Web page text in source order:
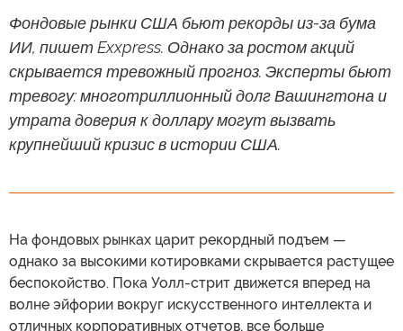
Фондовые рынки США бьют рекорды из-за бума
ИИ, пишет Exxpress. Однако за ростом акций
скрывается тревожный прогноз. Эксперты бьют
тревогу: многотриллионный долг Вашингтона и
утрата доверия к доллару могут вызвать
крупнейший кризис в истории США.
На фондовых рынках царит рекордный подъем —
однако за высокими котировками скрывается растущее
беспокойство. Пока Уолл-стрит движется вперед на
волне эйфории вокруг искусственного интеллекта и
отличных корпоративных отчетов, все больше